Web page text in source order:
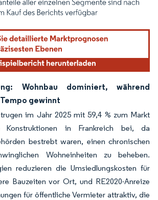
Wiederverwendung erfordert Namensnennung
Wohnbau dominiert, während
gewinnt
im Jahr 2025 mit 59,4 % zum Markt
Konstruktionen in Frankreich bei, da
bestrebt waren, einen chronischen
Wohneinheiten zu beheben.
reduzieren die Umsiedlungskosten für
Bauzeiten vor Ort, und RE2020-Anreize
für öffentliche Vermieter attraktiv, die